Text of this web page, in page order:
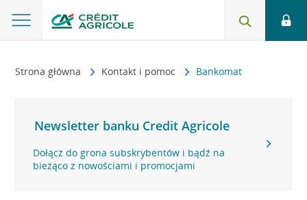
Strona główna Kontakt i pomoc Bankomat
Newsletter banku Credit Agricole
Dołącz do grona subskrybentów i bądź na
bieżąco z nowościami i promocjami